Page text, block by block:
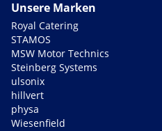
Unsere Marken
Royal Catering
STAMOS
MSW Motor Technics
Steinberg Systems
ulsonix
hillvert
physa
Wiesenfield